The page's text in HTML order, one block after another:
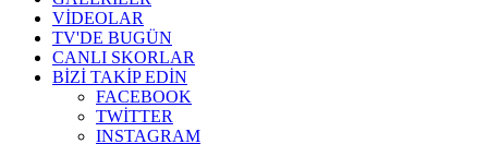
VİDEOLAR
TV'DE BUGÜN
CANLI SKORLAR
BİZİ TAKİP EDİN
FACEBOOK
TWİTTER
INSTAGRAM